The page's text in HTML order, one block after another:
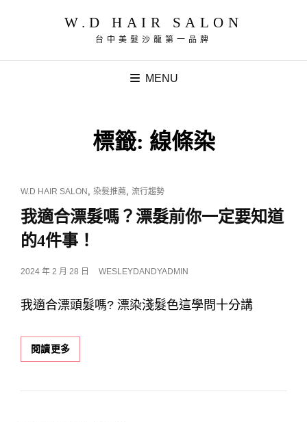
W.D HAIR SALON
台中美髮沙龍第一品牌
MENU
標籤: 線條染
CAT
LINKS
W.D HAIR SALON , 染髮推薦, 流行趨勢
我適合漂髮嗎？漂髮前你一定要知道
的4件事！
POSTED
2024 年 2 月 28 日 WESLEYDANDYADMIN
我適合漂頭髮嗎? 漂染淺髮色這學問十分講
閱讀更多我
適
漂